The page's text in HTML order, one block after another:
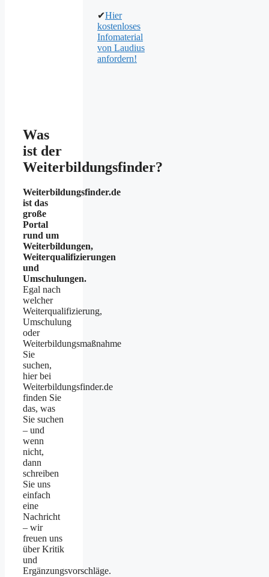
✔Hier
kostenloses
Infomaterial
von Laudius
anfordern!
Was
ist der
Weiterbildungsfinder?
Weiterbildungsfinder.de
ist das
große
Portal
rund um
Weiterbildungen,
Weiterqualifizierungen
und
Umschulungen.
Egal nach
welcher
Weiterqualifizierung,
Umschulung
oder
Weiterbildungsmaßnahme
Sie
suchen,
hier bei
Weiterbildungsfinder.de
finden Sie
das, was
Sie suchen
– und
wenn
nicht,
dann
schreiben
Sie uns
einfach
eine
Nachricht
– wir
freuen uns
über Kritik
und
Ergänzungsvorschläge.